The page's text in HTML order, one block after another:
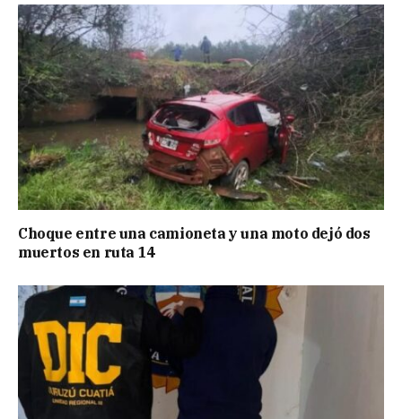
Choque entre una camioneta y una moto dejó dos
muertos en ruta 14